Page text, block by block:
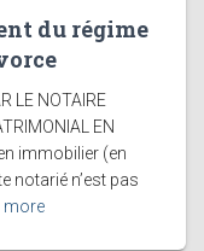
du régime
LE NOTAIRE
EN
immobilier (en
notarié n’est pas
more